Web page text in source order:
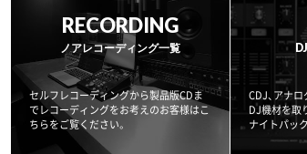
RECORDING
ノアレコーディング一覧
セルフレコーディングから製品版CDま
でレコーディングをお考えのお客様はこ
ちらをご覧ください。
CDJ、アナ
DJ機材を取
ナイトパッ